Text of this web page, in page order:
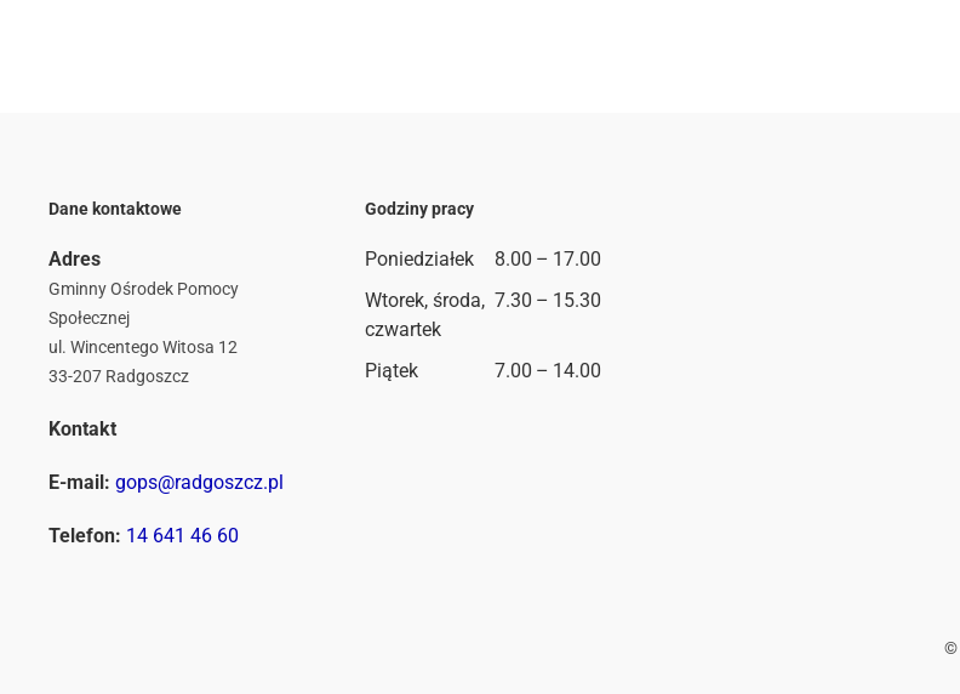
Dane kontaktowe
Adres
Gminny Ośrodek Pomocy
Społecznej
ul. Wincentego Witosa 12
33-207 Radgoszcz
Kontakt
E-mail: gops@radgoszcz.pl
Telefon: 14 641 46 60
Godziny pracy
Poniedziałek
8.00 – 17.00
Wtorek, środa,
czwartek
7.30 – 15.30
Piątek 7.00 – 14.00
©